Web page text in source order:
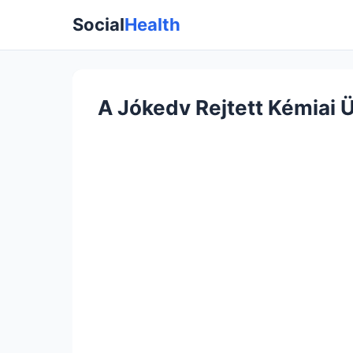
SocialHealth
A Jókedv Rejtett Kémiai